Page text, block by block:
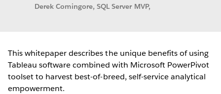
Derek Comingore, SQL Server MVP,
This whitepaper describes the unique benefits of using
Tableau software combined with Microsoft PowerPivot
toolset to harvest best-of-breed, self-service analytical
empowerment.